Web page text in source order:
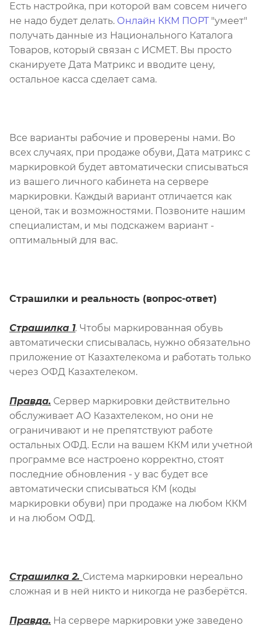
Есть настройка, при которой вам совсем ничего
не надо будет делать. Онлайн ККМ ПОРТ"умеет"
получать данные из Национального Каталога
Товаров, который связан с ИСМЕТ. Вы просто
сканируете Дата Матрикс и вводите цену,
остальное касса сделает сама.
Все варианты рабочие и проверены нами. Во
всех случаях, при продаже обуви, Дата матрикс с
маркировкой будет автоматически списываться
из вашего личного кабинета на сервере
маркировки. Каждый вариант отличается как
ценой, так и возможностями. Позвоните нашим
специалистам, и мы подскажем вариант -
оптимальный для вас.
Страшилки и реальность (вопрос-ответ)
Страшилка 1. Чтобы маркированная обувь
автоматически списывалась, нужно обязательно
приложение от Казахтелекома и работать только
через ОФД Казахтелеком.
Правда. Сервер маркировки действительно
обслуживает АО Казахтелеком, но они не
ограничивают и не препятствуют работе
остальных ОФД. Если на вашем ККМ или учетной
программе все настроено корректно, стоят
последние обновления - у вас будет все
автоматически списываться КМ (коды
маркировки обуви) при продаже на любом ККМ
и на любом ОФД.
Страшилка 2. Система маркировки нереально
сложная и в ней никто и никогда не разберётся.
Правда. На сервере маркировки уже заведено